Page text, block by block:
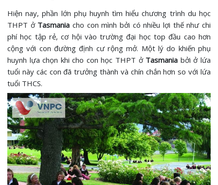
Hiện nay, phần lớn phụ huynh tìm hiểu chương trình du học
THPT ở Tasmaniacho con mình bởi có nhiều lợi thế như chi
phí học tập rẻ, cơ hội vào trường đại học top đầu cao hơn
cộng với con đường định cư rộng mở. Một lý do khiến phụ
huynh lựa chọn khi cho con học THPT ởTasmania bởi ở lứa
tuổi này các con đã trưởng thành và chín chắn hơn so với lứa
tuổi THCS.